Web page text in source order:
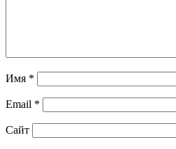
Имя *
Email *
Сайт